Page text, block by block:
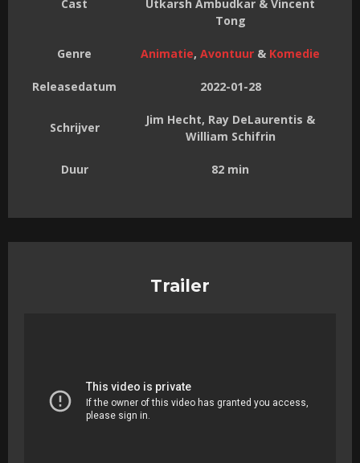
Cast
Utkarsh Ambudkar & Vincent
Tong
Genre Animatie, Avontuur & Komedie
Releasedatum 2022-01-28
Schrijver
Jim Hecht, Ray DeLaurentis &
William Schifrin
Duur 82 min
Trailer